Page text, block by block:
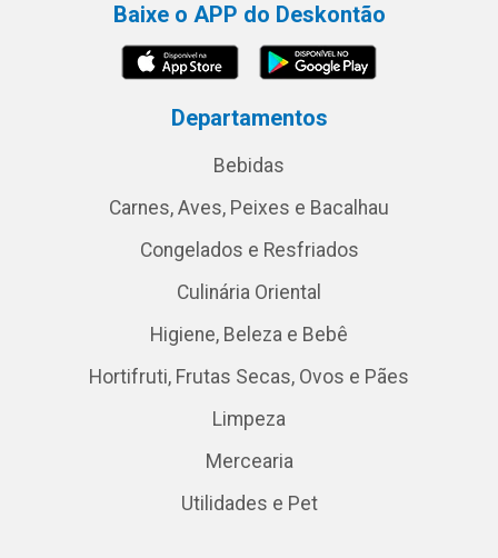
Baixe o APP do Deskontão
Departamentos
Bebidas
Carnes, Aves, Peixes e Bacalhau
Congelados e Resfriados
Culinária Oriental
Higiene, Beleza e Bebê
Hortifruti, Frutas Secas, Ovos e Pães
Limpeza
Mercearia
Utilidades e Pet